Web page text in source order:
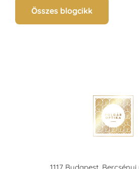
Összes blogcikk
1117 Budapest,